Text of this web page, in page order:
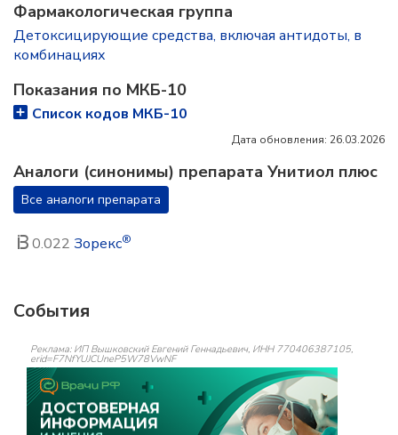
Фармакологическая группа
Детоксицирующие средства, включая антидоты, в
комбинациях
Показания по МКБ-10
Список кодов МКБ-10
Дата обновления: 26.03.2026
Аналоги (синонимы) препарата Унитиол плюс
Все аналоги препарата
0.022 Зорекс®
События
Реклама: ИП Вышковский Евгений Геннадьевич, ИНН 770406387105,
erid=F7NfYUJCUneP5W78VwNF